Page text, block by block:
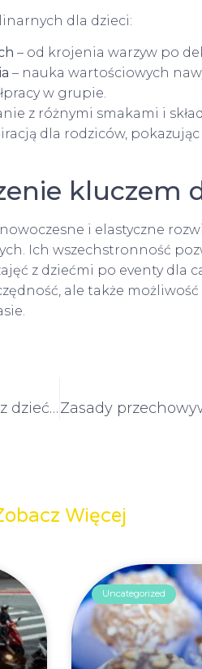
dla dzieci:
– od krojenia warzyw po
– nauka wartościowych
w grupie.
z różnymi smakami i
dla rodziców, pokazując
kluczem
i elastyczne
Ich wszechstronność
z dziećmi po eventy dla
ale także
Polscy przedsiębiorcy i praca z dziećmi za granicą: możliwości i wyzwania
Więcej
Uncategorized